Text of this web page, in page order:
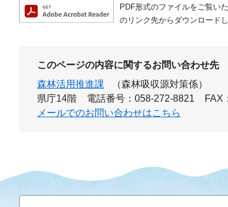
PDF形式のファイルをご覧い
のリンク先からダウンロード
このページの内容に関するお問い合わせ先
森林活用推進課
（森林吸収源対策係）
県庁14階
電話番号：058-272-8821
FAX
メールでのお問い合わせはこちら